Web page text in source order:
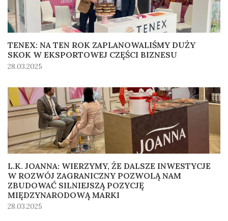
TENEX: NA TEN ROK ZAPLANOWALIŚMY DUŻY
SKOK W EKSPORTOWEJ CZĘŚCI BIZNESU
28.03.2025
L.K. JOANNA: WIERZYMY, ŻE DALSZE INWESTYCJE
W ROZWÓJ ZAGRANICZNY POZWOLĄ NAM
ZBUDOWAĆ SILNIEJSZĄ POZYCJĘ
MIĘDZYNARODOWĄ MARKI
28.03.2025